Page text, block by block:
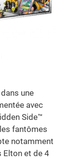
une
avec
Side™
fantômes
notamment
Elton et de 4